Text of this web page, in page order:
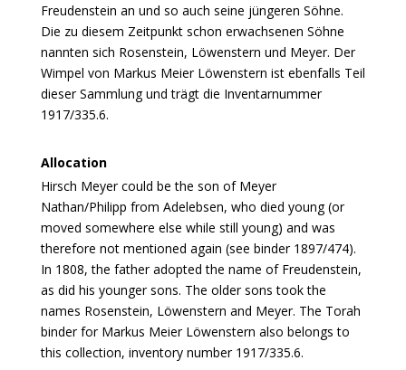
Freudenstein an und so auch seine jüngeren Söhne.
Die zu diesem Zeitpunkt schon erwachsenen Söhne
nannten sich Rosenstein, Löwenstern und Meyer. Der
Wimpel von Markus Meier Löwenstern ist ebenfalls Teil
dieser Sammlung und trägt die Inventarnummer
1917/335.6.
Allocation
Hirsch Meyer could be the son of Meyer
Nathan/Philipp from Adelebsen, who died young (or
moved somewhere else while still young) and was
therefore not mentioned again (see binder 1897/474).
In 1808, the father adopted the name of Freudenstein,
as did his younger sons. The older sons took the
names Rosenstein, Löwenstern and Meyer. The Torah
binder for Markus Meier Löwenstern also belongs to
this collection, inventory number 1917/335.6.